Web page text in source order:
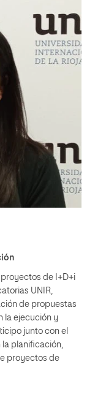
de I+D+i
UNIR,
de propuestas
la ejecución y
junto con el
la planificación,
proyectos de